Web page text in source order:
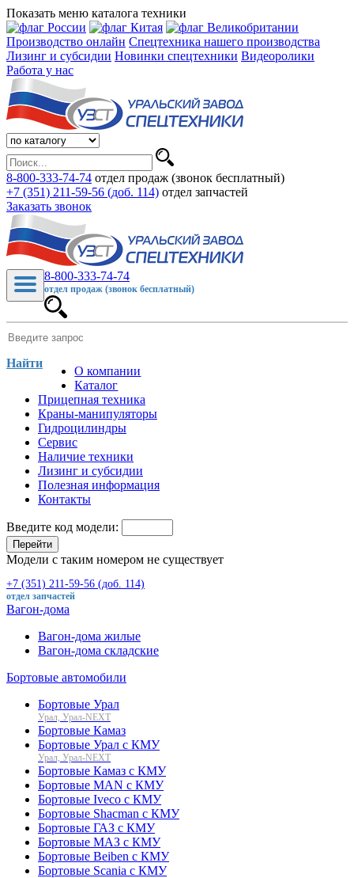
Показать меню каталога техники
Производство онлайн Спецтехника нашего производства
Лизинг и субсидии Новинки спецтехники Видеоролики
Работа у нас
8-800-333-74-74 отдел продаж (звонок бесплатный)
+7 (351) 211-59-56 (доб. 114) отдел запчастей
Заказать звонок
8-800-333-74-74
отдел продаж (звонок бесплатный)
Найти
О компании
Каталог
Прицепная техника
Краны-манипуляторы
Гидроцилиндры
Сервис
Наличие техники
Лизинг и субсидии
Полезная информация
Контакты
Введите код модели:
Перейти
Модели с таким номером не существует
+7 (351) 211-59-56 (доб. 114)
отдел запчастей
Вагон-дома
Вагон-дома жилые
Вагон-дома складские
Бортовые автомобили
Бортовые Урал
Урал, Урал-NEXT
Бортовые Камаз
Бортовые Урал с КМУ
Урал, Урал-NEXT
Бортовые Камаз с КМУ
Бортовые MAN с КМУ
Бортовые Iveco с КМУ
Бортовые Shacman с КМУ
Бортовые ГАЗ с КМУ
Бортовые МАЗ с КМУ
Бортовые Beiben с КМУ
Бортовые Scania с КМУ